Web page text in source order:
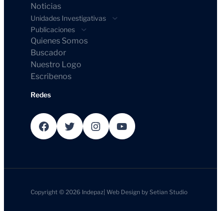
Noticias
Unidades Investigativas
Publicaciones
Quienes Somos
Buscador
Nuestro Logo
Escribenos
Redes
Facebook Twitter Instagram YouTube
Copyright © 2026 Indepaz |Web Design bySetian Studio